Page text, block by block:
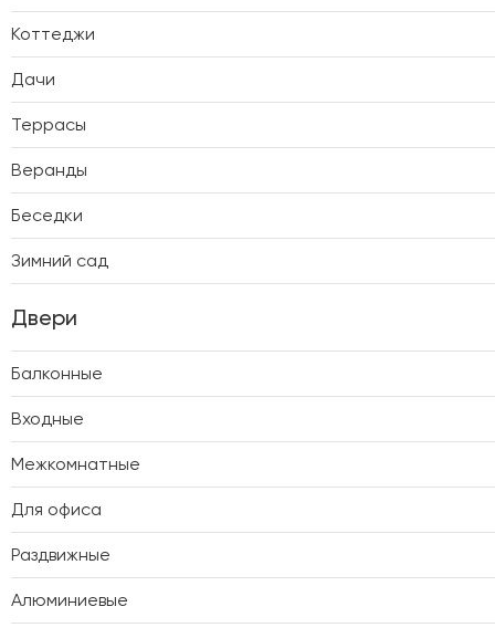
Коттеджи
Дачи
Террасы
Веранды
Беседки
Зимний сад
Двери
Балконные
Входные
Межкомнатные
Для офиса
Раздвижные
Алюминиевые